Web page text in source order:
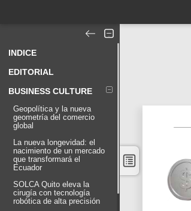
INDICE
EDITORIAL
BUSINESS CULTURE
Geopolítica y la nueva
geometría del comercio
global
La nueva longevidad: el
nacimiento de un mercado
que transformará el
Ecuador
SOLCA Quito eleva la
cirugía con tecnología
robótica de alta precisión